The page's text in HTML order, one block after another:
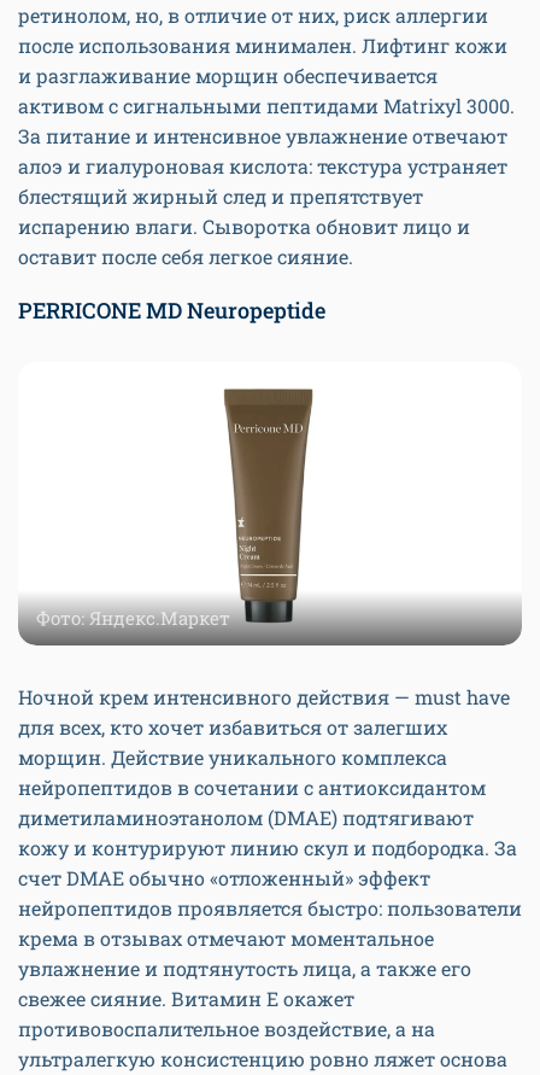
ретинолом, но, в отличие от них, риск аллергии
после использования минимален. Лифтинг кожи
и разглаживание морщин обеспечивается
активом с сигнальными пептидами Matrixyl 3000.
За питание и интенсивное увлажнение отвечают
алоэ и гиалуроновая кислота: текстура устраняет
блестящий жирный след и препятствует
испарению влаги. Сыворотка обновит лицо и
оставит после себя легкое сияние.
PERRICONE MD Neuropeptide
Фото: Яндекс.Маркет
Ночной крем интенсивного действия — must have
для всех, кто хочет избавиться от залегших
морщин. Действие уникального комплекса
нейропептидов в сочетании с антиоксидантом
диметиламиноэтанолом (DMAE) подтягивают
кожу и контурируют линию скул и подбородка. За
счет DMAE обычно «отложенный» эффект
нейропептидов проявляется быстро: пользователи
крема в отзывах отмечают моментальное
увлажнение и подтянутость лица, а также его
свежее сияние. Витамин E окажет
противовоспалительное воздействие, а на
ультралегкую консистенцию ровно ляжет основа